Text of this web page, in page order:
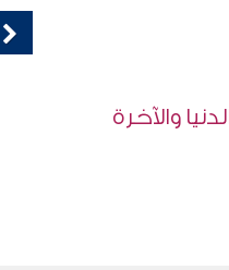
استمتع بحياتك " كتاب